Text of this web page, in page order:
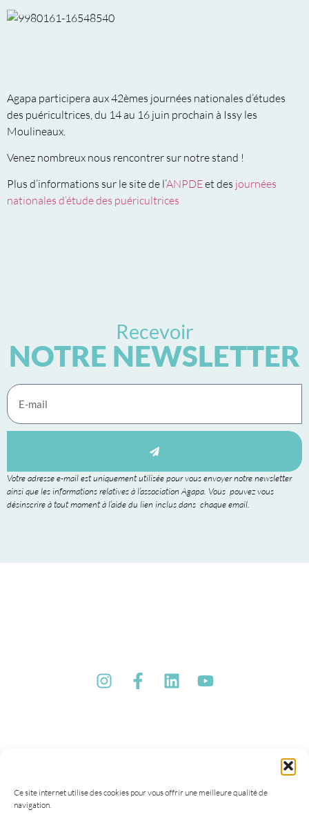
Ce site internet utilise des cookies pour vous offrir une meilleure qualité de
navigation.
Agapa participera aux 42èmes journées nationales d’études
des puéricultrices, du 14 au 16 juin prochain à Issy les
Moulineaux.
Venez nombreux nous rencontrer sur notre stand !
Plus d’informations sur le site de l’ANPDEet des journées
nationales d’étude des puéricultrices
Recevoir
NOTRE NEWSLETTER
Votre adresse e-mail est uniquement utilisée pour vous envoyer notre newsletter
ainsi que les informations relatives à l’association Agapa. Vous pouvez vous
désinscrire à tout moment à l’aide du lien inclus dans chaque email.